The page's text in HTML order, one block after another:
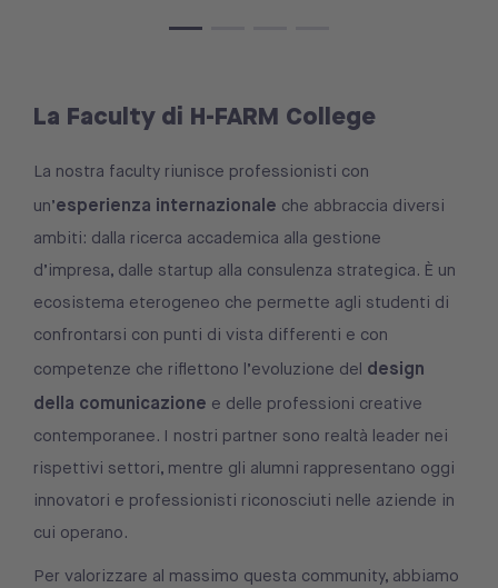
La Faculty di H-FARM College
La nostra faculty riunisce professionisti con
un’esperienza internazionale che abbraccia diversi
ambiti: dalla ricerca accademica alla gestione
d’impresa, dalle startup alla consulenza strategica. È un
ecosistema eterogeneo che permette agli studenti di
confrontarsi con punti di vista differenti e con
competenze che riflettono l’evoluzione del design
della comunicazione e delle professioni creative
contemporanee. I nostri partner sono realtà leader nei
rispettivi settori, mentre gli alumni rappresentano oggi
innovatori e professionisti riconosciuti nelle aziende in
cui operano.
Per valorizzare al massimo questa community, abbiamo